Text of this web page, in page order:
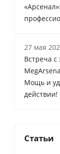
27 мая
Встреча с
Мощь и
действии!
Статьи